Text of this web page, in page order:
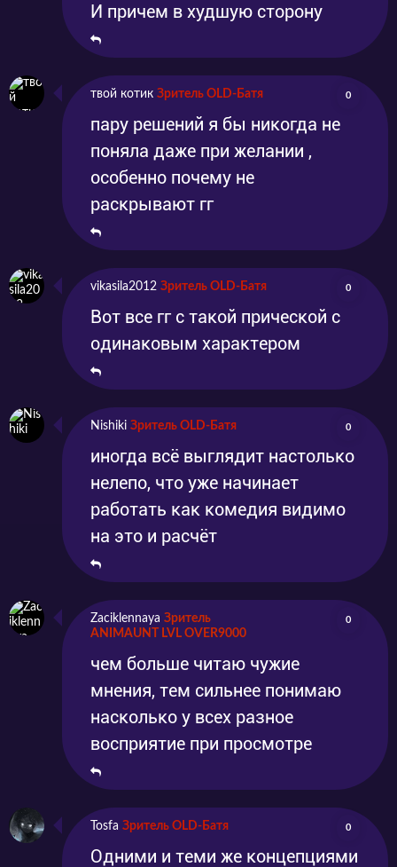
И причем в худшую сторону
твой котик Зритель OLD-Батя 0
пару решений я бы никогда не
поняла даже при желании ,
особенно почему не
раскрывают гг
vikasila2012 Зритель OLD-Батя 0
Вот все гг с такой прической с
одинаковым характером
Nishiki Зритель OLD-Батя 0
иногда всё выглядит настолько
нелепо, что уже начинает
работать как комедия видимо
на это и расчёт
Zaciklennaya Зритель
ANIMAUNT LVL OVER9000
0
чем больше читаю чужие
мнения, тем сильнее понимаю
насколько у всех разное
восприятие при просмотре
Tosfa Зритель OLD-Батя 0
Одними и теми же концепциями